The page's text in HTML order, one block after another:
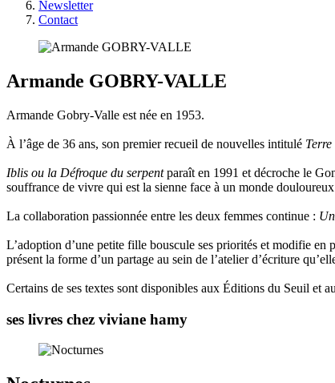
Newsletter
Contact
Armande GOBRY-VALLE
Armande Gobry-Valle est née en 1953.
À l’âge de 36 ans, son premier recueil de nouvelles intitulé
Iblis ou la Défroque du serpentparaît en 1991 et décroche le
souffrance de vivre qui est la sienne face à un monde
La collaboration passionnée entre les deux femmes continue :
L’adoption d’une petite fille bouscule ses priorités et modifie en
présent la forme d’un partage au sein de l’atelier d’écriture
Certains de ses textes sont disponibles aux Éditions du Seuil et
ses livres chez viviane hamy